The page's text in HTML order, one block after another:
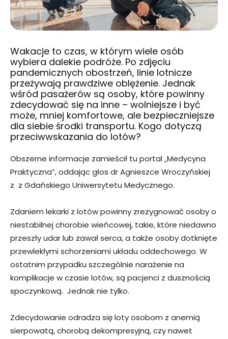
Wakacje to czas, w którym wiele osób
wybiera dalekie podróże. Po zdjęciu
pandemicznych obostrzeń, linie lotnicze
przeżywają prawdziwe oblężenie. Jednak
wśród pasażerów są osoby, które powinny
zdecydować się na inne – wolniejsze i być
może, mniej komfortowe, ale bezpieczniejsze
dla siebie środki transportu. Kogo dotyczą
przeciwwskazania do lotów?
Obszerne informacje zamieścił tu portal „Medycyna
Praktyczna”, oddając głos dr Agnieszce Wroczyńskiej
z z Gdańskiego Uniwersytetu Medycznego.
Zdaniem lekarki z lotów powinny zrezygnować osoby o
niestabilnej chorobie wieńcowej, takie, które niedawno
przeszły udar lub zawał serca, a także osoby dotknięte
przewlekłymi schorzeniami układu oddechowego. W
ostatnim przypadku szczególnie narażenie na
komplikacje w czasie lotów, są pacjenci z dusznością
spoczynkową. Jednak nie tylko.
Zdecydowanie odradza się loty osobom z anemią
sierpowatą, chorobą dekompresyjną, czy nawet